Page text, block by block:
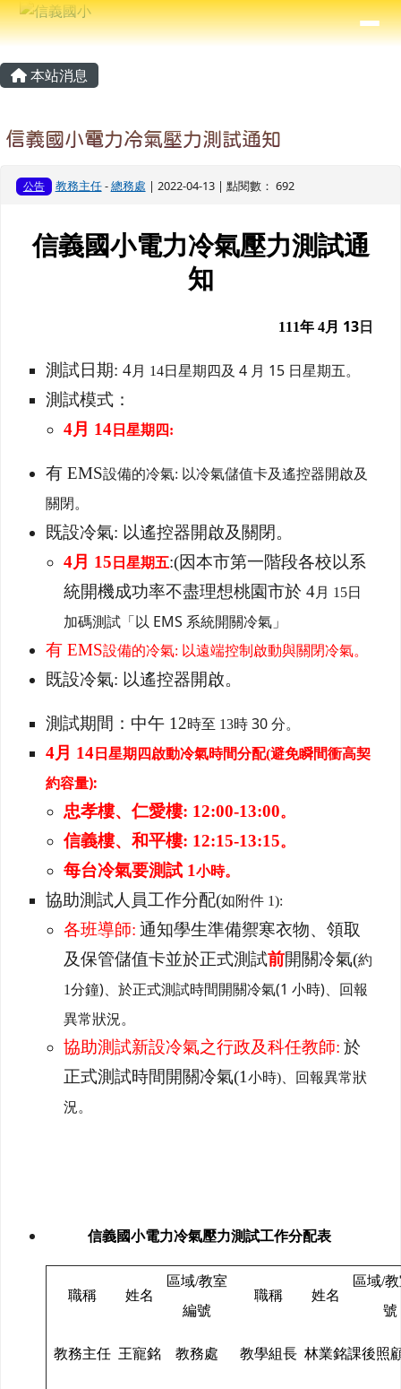
跳至主內容區
信義國小
⏸
導覽列
主內容區域
本站消息
信義國小電力冷氣壓力測試通知
公告 教務主任-總務處 | 2022-04-13 | 點閱數： 692
信義國小電力冷氣壓力測試通
知
111年 4月 13日
測試日期: 4月 14日星期四及 4 月 15 日星期五。
測試模式：
4月 14 日星期四:
有 EMS設備的冷氣: 以冷氣儲值卡及遙控器開啟及
關閉。
既設冷氣: 以遙控器開啟及關閉。
4月 15 日星期五:(因本市第一階段各校以系
統開機成功率不盡理想桃園市於 4月 15日
加碼測試「以 EMS 系統開關冷氣」
有 EMS設備的冷氣: 以遠端控制啟動與關閉冷氣。
既設冷氣: 以遙控器開啟。
測試期間：中午 12時至 13時 30 分。
4月 14 日星期四啟動冷氣時間分配(避免瞬間衝高契
約容量):
忠孝樓、仁愛樓: 12:00-13:00。
信義樓、和平樓: 12:15-13:15。
每台冷氣要測試 1小時。
協助測試人員工作分配(如附件 1):
各班導師: 通知學生準備禦寒衣物、領取
及保管儲值卡並於正式測試前開關冷氣(約
1分鐘)、於正式測試時間開關冷氣(1 小時)、回報
異常狀況。
協助測試新設冷氣之行政及科任教師: 於
正式測試時間開關冷氣(1 小時)、回報異常狀
況。
信義國小電力冷氣壓力測試工作分配表
職稱 姓名
區域/教室
編號
職稱 姓名
區域/
號
教務主任 王寵銘 教務處 教學組長 林業銘課後照
頁尾區域